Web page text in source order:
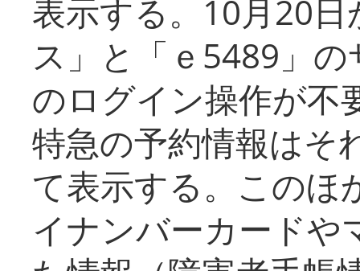
表示する。10月20
ス」と「ｅ5489」
のログイン操作が不
特急の予約情報はそ
て表示する。このほ
イナンバーカードや